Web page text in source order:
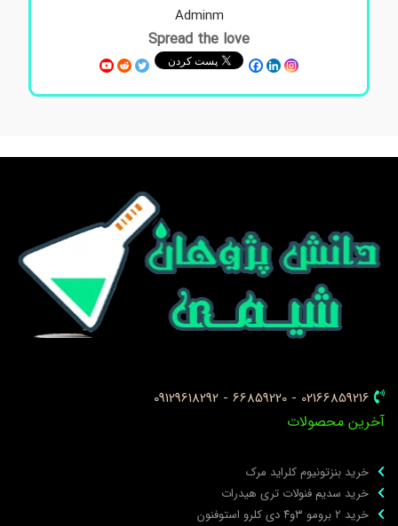
Adminm
Spread the love
02166859216 - 66859220 - 09129618292
محصولات
خرید بنزتونیوم کلراید مرک
خرید سدیم فنولات تری هیدرات
خرید ۲ برومو ۳و۴ دی‌ کلرو استوفنون